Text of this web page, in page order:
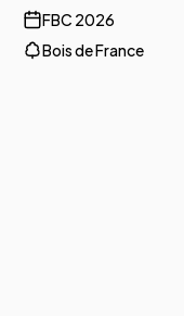
FBC 2026
Bois de France